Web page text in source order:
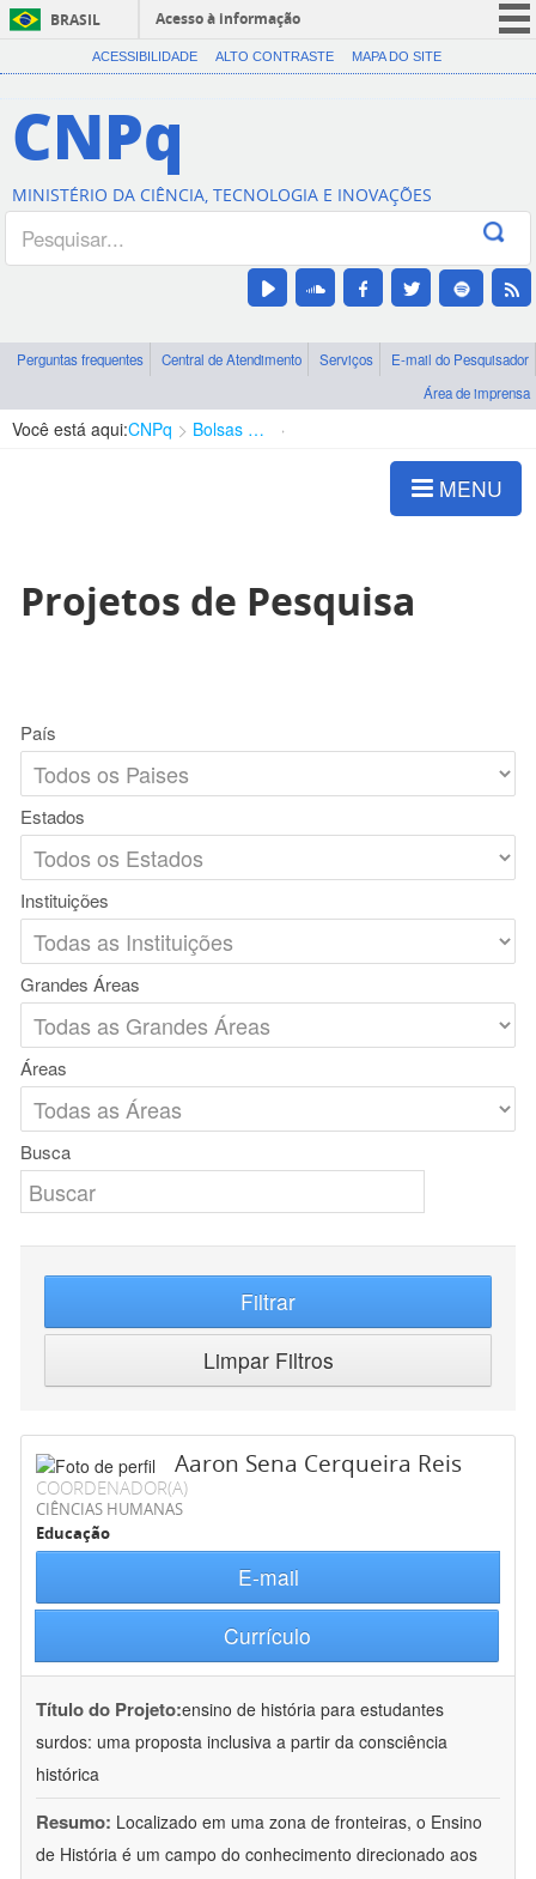
BRASIL
Acesso à informação
CORONAVÍRUS (COVID-19)
Canais
ACESSIBILIDADE ALTO CONTRASTE MAPA DO SITE
CNPq
MINISTÉRIO DA CIÊNCIA, TECNOLOGIA E INOVAÇÕES
Perguntas frequentes Central de Atendimento Serviços
E-mail do Pesquisador
Área de imprensa
Você está aqui:CNPq Bolsas e Auxílios Vigentes
MENU
Projetos de Pesquisa
País
Estados
Instituições
Grandes Áreas
Áreas
Busca
Filtrar
Limpar Filtros
Aaron Sena Cerqueira Reis
COORDENADOR(A)
CIÊNCIAS HUMANAS
Educação
E-mail
Currículo
Título do Projeto:ensino de história para estudantes
surdos: uma proposta inclusiva a partir da consciência
histórica
Resumo: Localizado em uma zona de fronteiras, o Ensino
de História é um campo do conhecimento direcionado aos